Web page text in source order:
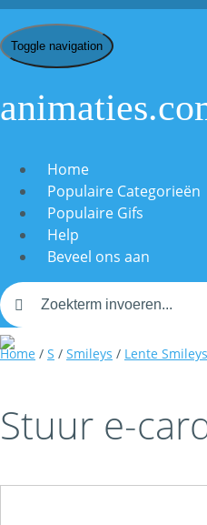
Toggle navigation
Home
Populaire Categorieën
Populaire Gifs
Help
Beveel ons aan
Home / S / Smileys / Lente Smileys
Stuur e-